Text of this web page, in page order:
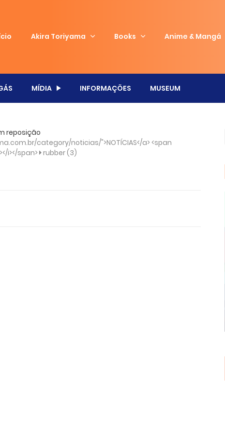
Akira Toriyama Books Anime & Mangá
MÍDIA INFORMAÇÕES MUSEUM
reposição
category/noticias/">NOTÍCIAS</a> <span
i></span> rubber (3)